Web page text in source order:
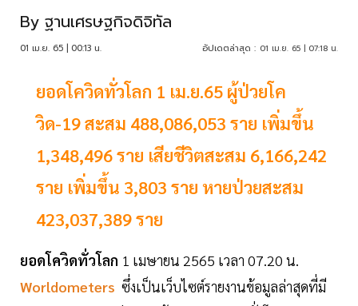
By ฐานเศรษฐกิจดิจิทัล
01 เม.ย. 65 | 00:13 น. อัปเดตล่าสุด : 01 เม.ย. 65 | 07:18 น.
ยอดโควิดทั่วโลก 1 เม.ย.65 ผู้ป่วยโค
วิด-19 สะสม 488,086,053 ราย เพิ่มขึ้น
1,348,496 ราย เสียชีวิตสะสม 6,166,242
ราย เพิ่มขึ้น 3,803 ราย หายป่วยสะสม
423,037,389 ราย
ยอดโควิดทั่วโลก 1 เมษายน 2565 เวลา 07.20 น.
Worldometers ซึ่งเป็นเว็บไซต์รายงานข้อมูลล่าสุดที่มี